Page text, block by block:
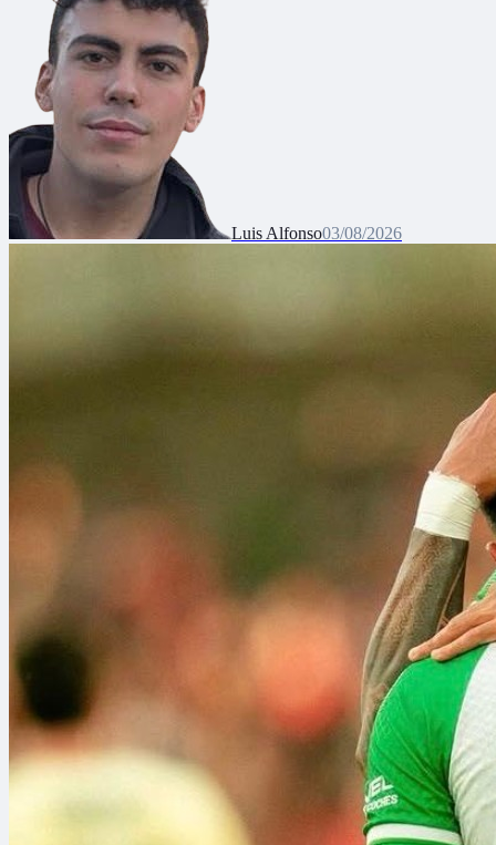
Luis Alfonso03/08/2026